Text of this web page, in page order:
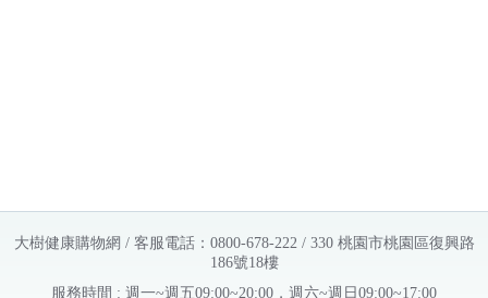
大樹健康購物網 / 客服電話：0800-678-222 / 330 桃園市桃園區復興路
186號18樓
服務時間 : 週一~週五09:00~20:00，週六~週日09:00~17:00